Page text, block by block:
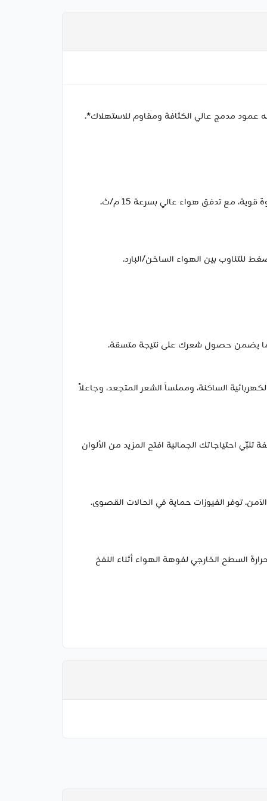
مدمج عالي الكثافة ومقاوم للاستهلاك*.
تدفق هواء عالي زيادة سرعة تجفيف الشعر مرة أخرى محرك عالي الأداء وعالي السرعة بسرعة 20,000 دورة في الدقيقة يوفر قوة قوية، مع تدفق هواء عالي بسرعة 15 م/ث.
للتناوب بين الهواء الساخن/البارد.
مما يضمن حصول شعرك على نتيجة متسقة.
معادلاً الشحنة الكهربائية الساكنة، ومملساً الشعر المتجعد، وجاعلاً
احتياجاتك الجمالية افتح المزيد من الألوان
توفر الفيوزات حماية في الحالات القصوى.
درجة حرارة السطح الخارجي لفوهة الهواء أثناء النفخ